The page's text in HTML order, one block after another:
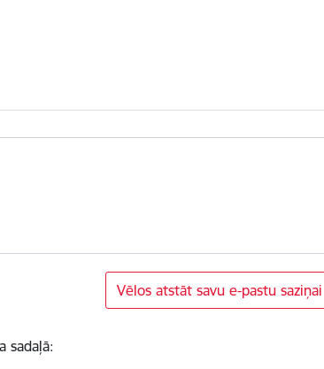
Vēlos atstāt savu e-pastu saziņai
sadaļā: